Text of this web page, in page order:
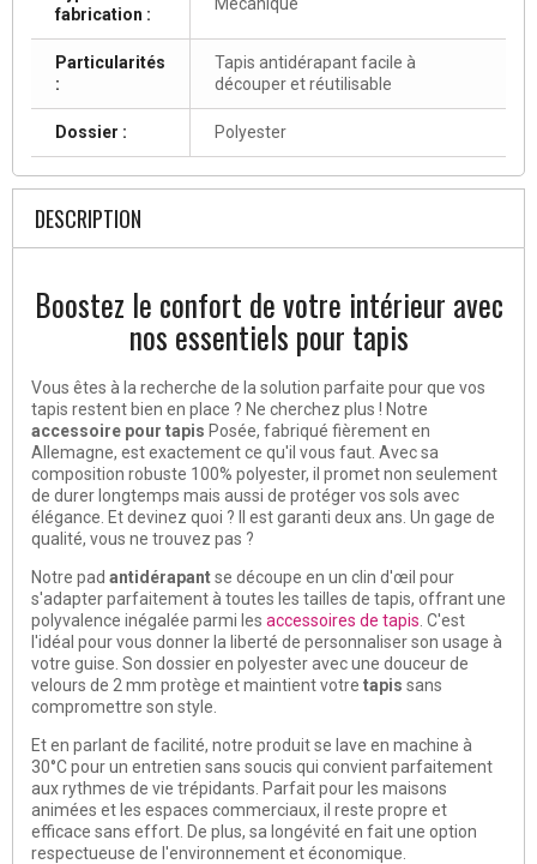
fabrication :
Particularités
:
Tapis antidérapant facile à
découper et réutilisable
Dossier : Polyester
DESCRIPTION
Boostez le confort de votre intérieur avec
nos essentiels pour tapis
Vous êtes à la recherche de la solution parfaite pour que vos
tapis restent bien en place ? Ne cherchez plus ! Notre
accessoire pour tapis Posée, fabriqué fièrement en
Allemagne, est exactement ce qu'il vous faut. Avec sa
composition robuste 100% polyester, il promet non seulement
de durer longtemps mais aussi de protéger vos sols avec
élégance. Et devinez quoi ? Il est garanti deux ans. Un gage de
qualité, vous ne trouvez pas ?
Notre pad antidérapantse découpe en un clin d'œil pour
s'adapter parfaitement à toutes les tailles de tapis, offrant une
polyvalence inégalée parmi les accessoires de tapis . C'est
l'idéal pour vous donner la liberté de personnaliser son usage à
votre guise. Son dossier en polyester avec une douceur de
velours de 2 mm protège et maintient votre tapis sans
compromettre son style.
Et en parlant de facilité, notre produit se lave en machine à
30°C pour un entretien sans soucis qui convient parfaitement
aux rythmes de vie trépidants. Parfait pour les maisons
animées et les espaces commerciaux, il reste propre et
efficace sans effort. De plus, sa longévité en fait une option
respectueuse de l'environnement et économique.